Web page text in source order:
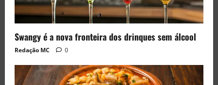
Swangy é a nova fronteira dos drinques sem álcool
Redação MC 0